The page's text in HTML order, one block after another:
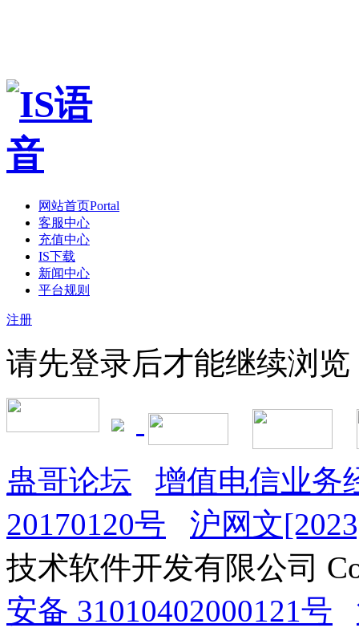
网站首页Portal
客服中心
充值中心
IS下载
新闻中心
平台规则
注册
请先登录后才能继续浏览
蛊哥论坛
增值电信业务
20170120号
沪网文
技术软件开发有限公司
安备 31010402000121号